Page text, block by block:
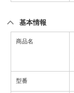
基本情報
商品名
型番